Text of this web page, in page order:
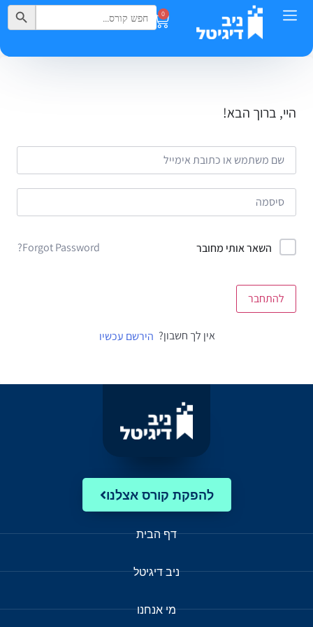
0
Search
for:
Search Button
היי, ברוך הבא!
השאר אותי מחובר Forgot Password?
להתחבר
אין לך חשבון? הירשם עכשיו
להפקת קורס אצלנו
דף הבית
ניב דיגיטל
מי אנחנו